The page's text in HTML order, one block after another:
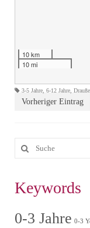
10 km
10 mi
3-5 Jahre, 6-12 Jahre,
Vorheriger Eintrag
Keywords
0-3 Jahre 0-3